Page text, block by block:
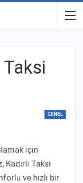
GENEL
için
Kadirli Taksi
ve hızlı bir